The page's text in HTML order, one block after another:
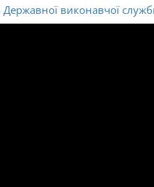
виконавчої